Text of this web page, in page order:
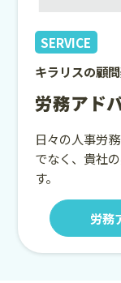
SERVICE
キラリスの顧
労務アド
日々の人事労
でなく、貴社
す。
労務